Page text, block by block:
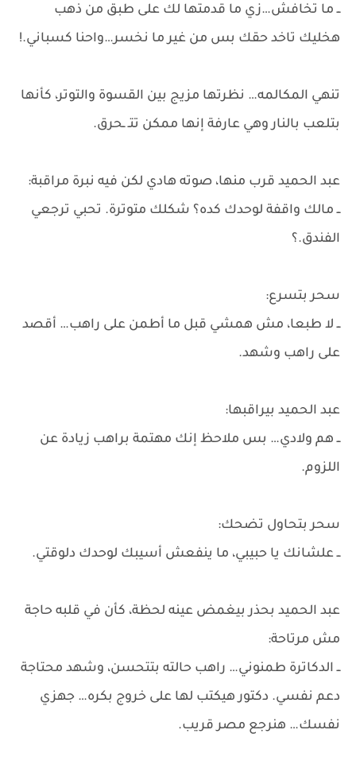
ــ ما تخافش…زي ما قدمتها لك على طبق من ذهب
هخليك تاخد حقك بس من غير ما نخسر…واحنا كسباني.!
تنهي المكالمه… نظرتها مزيج بين القسوة والتوتر، كأنها
بتلعب بالنار وهي عارفة إنها ممكن تتـ ـحرق.
عبد الحميد قرب منها، صوته هادي لكن فيه نبرة مراقبة:
ــ مالك واقفة لوحدك كده؟ شكلك متوترة. تحبي ترجعي
الفندق.؟
سحر بتسرع:
ــ لا طبعا، مش همشي قبل ما أطمن على راهب… أقصد
على راهب وشهد.
عبد الحميد بيراقبها:
ــ هم ولادي… بس ملاحظ إنك مهتمة براهب زيادة عن
اللزوم.
سحر بتحاول تضحك:
ــ علشانك يا حبيبي، ما ينفعش أسيبك لوحدك دلوقتي.
عبد الحميد بحذر بيغمض عينه لحظة، كأن في قلبه حاجة
مش مرتاحة:
ــ الدكاترة طمنوني… راهب حالته بتتحسن، وشهد محتاجة
دعم نفسي. دكتور هيكتب لها على خروج بكره… جهزي
نفسك… هنرجع مصر قريب.